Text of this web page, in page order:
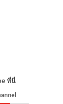
ที่นี่